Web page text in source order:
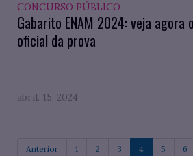
CONCURSO PÚBLICO
Gabarito ENAM 2024: veja
oficial da prova
abril. 15, 2024
Anterior 1 2 3 4 5 6